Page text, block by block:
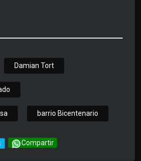
Damian Tort
barrio Bicentenario
Compartir